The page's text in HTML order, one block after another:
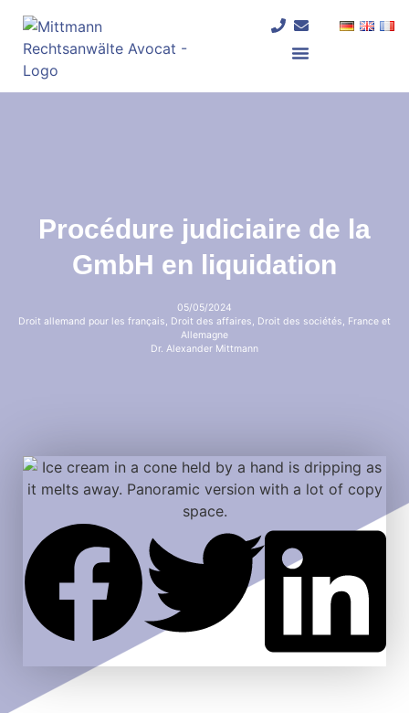
Procédure judiciaire de la
GmbH en liquidation
05/05/2024
Droit allemand pour les français, Droit des affaires, Droit des sociétés, France et
Allemagne
Dr. Alexander Mittmann